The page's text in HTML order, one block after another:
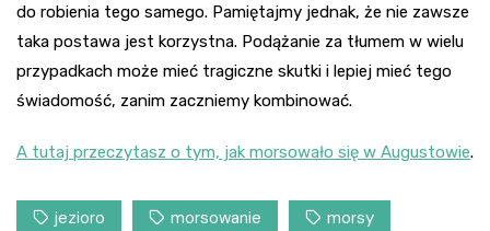
do robienia tego samego. Pamiętajmy jednak, że nie zawsze
taka postawa jest korzystna. Podążanie za tłumem w wielu
przypadkach może mieć tragiczne skutki i lepiej mieć tego
świadomość, zanim zaczniemy kombinować.
A tutaj przeczytasz o tym, jak morsowało się w Augustowie.
jezioro morsowanie morsy